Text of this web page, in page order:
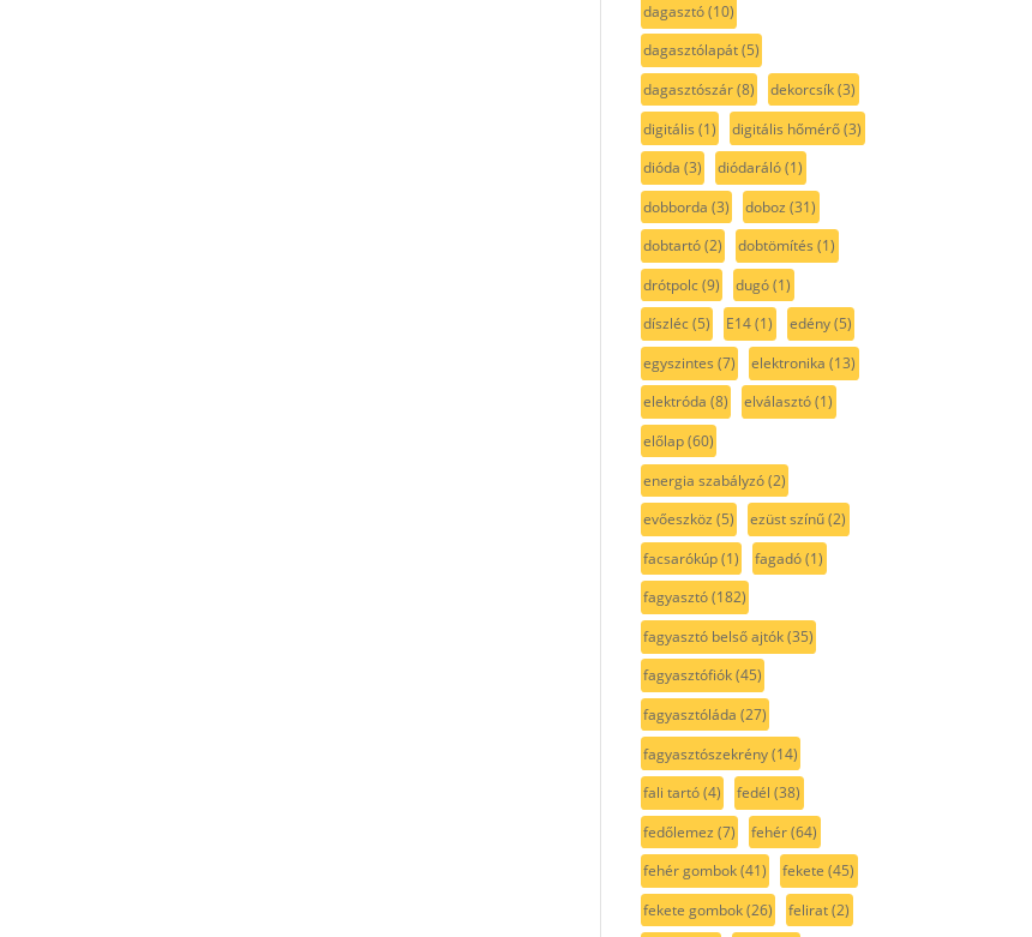
dagasztó(10)
dagasztólapát(5)
dagasztószár(8) dekorcsík(3)
digitális (1) digitális hőmérő(3)
dióda (3) diódaráló(1)
dobborda (3) doboz (31)
dobtartó(2) dobtömítés (1)
drótpolc(9) dugó(1)
díszléc(5) E14(1) edény(5)
egyszintes (7) elektronika (13)
elektróda (8) elválasztó(1)
előlap(60)
energia szabályzó(2)
evőeszköz (5) ezüst színű(2)
facsarókúp(1) fagadó(1)
fagyasztó(182)
fagyasztó belső ajtók(35)
fagyasztófiók(45)
fagyasztóláda (27)
fagyasztószekrény(14)
fali tartó(4) fedél (38)
fedőlemez (7) fehér(64)
fehér gombok(41) fekete (45)
fekete gombok(26) felirat(2)